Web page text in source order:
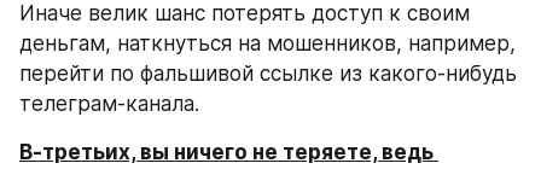
Иначе велик шанс потерять доступ к своим
деньгам, наткнуться на мошенников, например,
перейти по фальшивой ссылке из какого-нибудь
телеграм-канала.
В-третьих, вы ничего не теряете, ведь